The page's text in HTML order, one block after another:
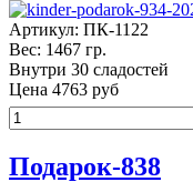
Артикул: ПК-1122
Вес: 1467 гр.
Внутри 30 сладостей
Цена 4763 руб
Подарок-838